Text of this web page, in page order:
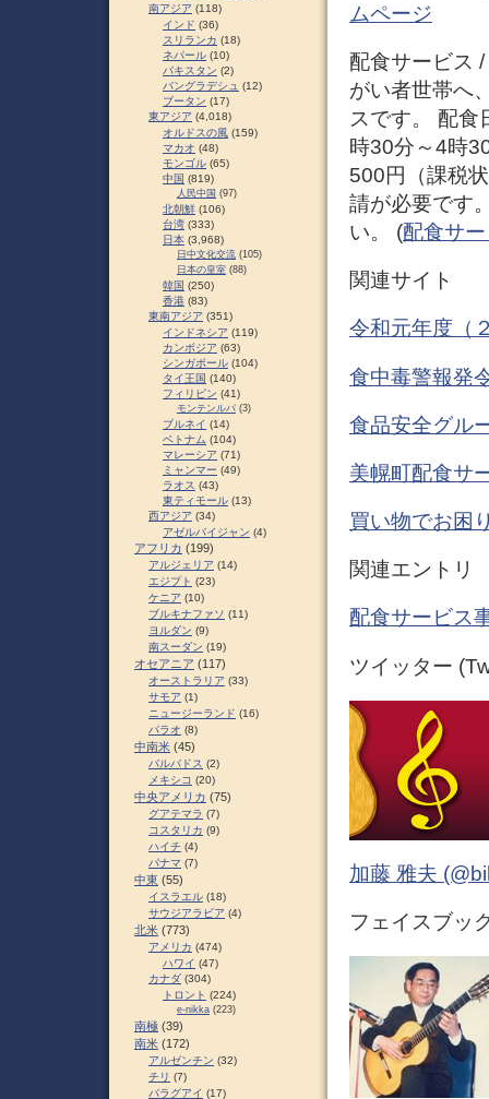
ムページ
配食サービス
がい者世帯へ
スです。 配食
時30分～4時
500円（課税
請が必要です
い。 (配食サ
関連サイト
令和元年度（
食中毒警報発
食品安全グル
美幌町配食サ
買い物でお困
関連エントリ
配食サービス
ツイッター
加藤 雅夫
フェイスブッ
南アジア (118)
インド (36)
スリランカ (18)
ネパール (10)
パキスタン (2)
バングラデシュ (12)
ブータン (17)
東アジア (4,018)
オルドスの風 (159)
マカオ (48)
モンゴル (65)
中国 (819)
人民中国 (97)
北朝鮮 (106)
台湾 (333)
日本 (3,968)
日中文化交流 (105)
日本の皇室 (88)
韓国 (250)
香港 (83)
東南アジア (351)
インドネシア (119)
カンボジア (63)
シンガポール (104)
タイ王国 (140)
フィリピン (41)
モンテンルパ (3)
ブルネイ (14)
ベトナム (104)
マレーシア (71)
ミャンマー (49)
ラオス (43)
東ティモール (13)
西アジア (34)
アゼルバイジャン (4)
アフリカ (199)
アルジェリア (14)
エジプト (23)
ケニア (10)
ブルキナファソ (11)
ヨルダン (9)
南スーダン (19)
オセアニア (117)
オーストラリア (33)
サモア (1)
ニュージーランド (16)
パラオ (8)
中南米 (45)
バルバドス (2)
メキシコ (20)
中央アメリカ (75)
グアテマラ (7)
コスタリカ (9)
ハイチ (4)
パナマ (7)
中東 (55)
イスラエル (18)
サウジアラビア (4)
北米 (773)
アメリカ (474)
ハワイ (47)
カナダ (304)
トロント (224)
e-nikka (223)
南極 (39)
南米 (172)
アルゼンチン (32)
チリ (7)
パラグアイ (17)